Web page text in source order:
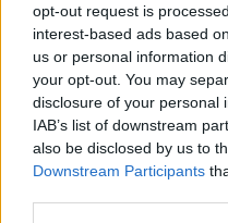
opt-out request is
interest-based ads based
us or personal information
your opt-out. You may
disclosure of your personal
IAB’s list of downstream
also be disclosed by us to
Downstream Participants
​L’uomo o l’orso?
Non hanno un amico a teatro​
​Tutta una questione di
​Cose che ci esauriscono
​Vespa che passione!
​Lasciate ai vostri figli il
​Parole d’amore regalate al
​Essere genitori di un
​Saper pazientare